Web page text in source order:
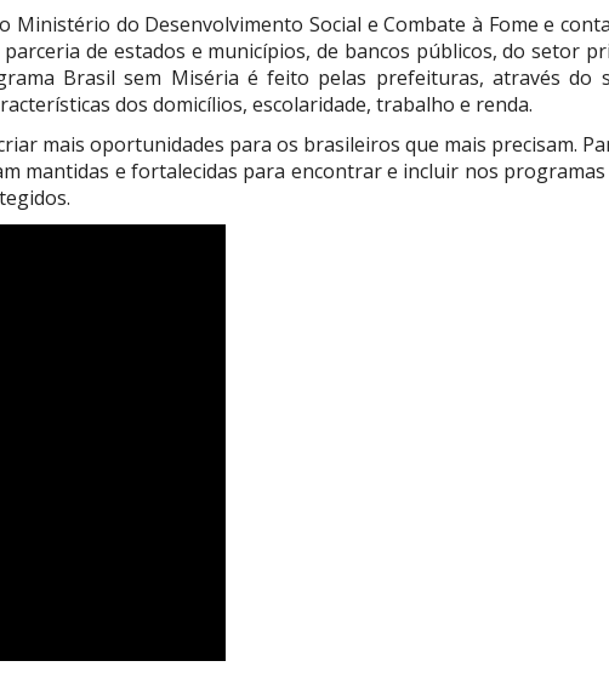
Ministério do Desenvolvimento Social e Combate à Fome e
de estados e municípios, de bancos públicos, do setor
Brasil sem Miséria é feito pelas prefeituras, através do
dos domicílios, escolaridade, trabalho e renda.
mais oportunidades para os brasileiros que mais precisam.
mantidas e fortalecidas para encontrar e incluir nos programas